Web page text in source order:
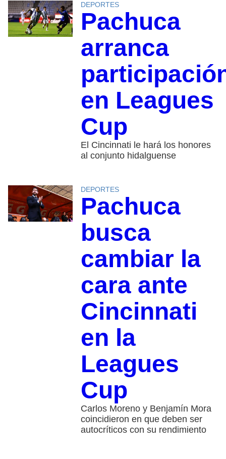
DEPORTES
Pachuca
arranca
en Leagues
Cup
El Cincinnati le hará los honores
al conjunto hidalguense
DEPORTES
Pachuca
busca
cambiar la
cara ante
Cincinnati
en la
Leagues
Cup
Carlos Moreno y Benjamín Mora
coincidieron en que deben ser
autocríticos con su rendimiento